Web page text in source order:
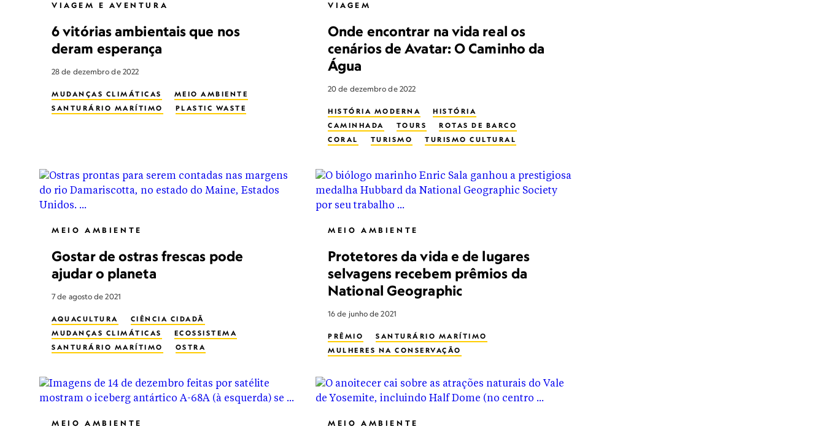
VIAGEM E AVENTURA
6 vitórias ambientais que nos
deram esperança
28 de dezembro de 2022
MUDANÇAS CLIMÁTICAS
MEIO AMBIENTE
SANTURÁRIO MARÍTIMO
PLASTIC WASTE
VIAGEM
Onde encontrar na vida real os
cenários de Avatar: O Caminho da
Água
20 de dezembro de 2022
HISTÓRIA MODERNA
HISTÓRIA
CAMINHADA
TOURS
ROTAS DE BARCO
CORAL
TURISMO
TURISMO CULTURAL
ECOTURISMO
SUSTENTABILIDADE
PRESERVAÇÃO DO HABITAT
ILHAS
HISTÓRIA VIVA
CIRCUITOS A PÉ
MULHERES NA CONSERVAÇÃO
MEIO AMBIENTE
Gostar de ostras frescas pode
ajudar o planeta
7 de agosto de 2021
AQUACULTURA
CIÊNCIA CIDADÃ
MUDANÇAS CLIMÁTICAS
ECOSSISTEMA
SANTURÁRIO MARÍTIMO
OSTRA
PLANETA POSSIVEL
MEIO AMBIENTE
Protetores da vida e de lugares
selvagens recebem prêmios da
National Geographic
16 de junho de 2021
PRÊMIO
SANTURÁRIO MARÍTIMO
MULHERES NA CONSERVAÇÃO
MEIO AMBIENTE MEIO AMBIENTE